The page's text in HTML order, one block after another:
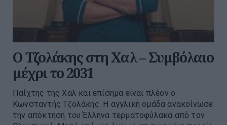
Ο Τζολάκης στη Χαλ – Συμβόλαιο
μέχρι το 2031
Παίχτης της Χαλ και επίσημα είναι πλέον ο
Κωνσταντής Τζολάκης. Η αγγλική ομάδα ανακοίνωσε
την απόκτηση του Έλληνα τερματοφύλακα από τον